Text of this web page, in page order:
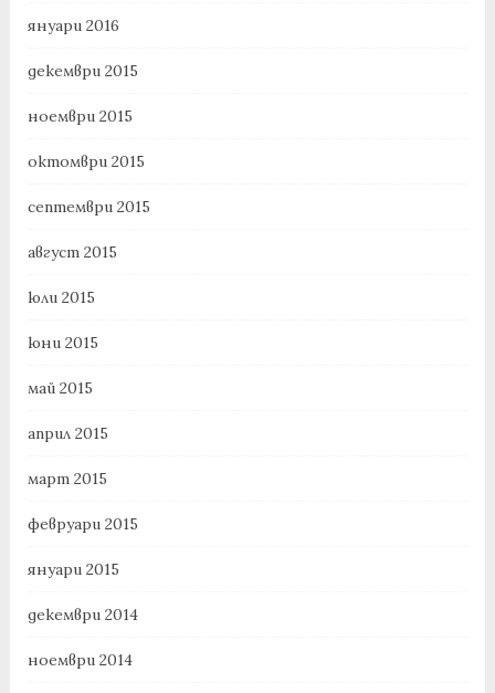
януари 2016
декември 2015
ноември 2015
октомври 2015
септември 2015
август 2015
юли 2015
юни 2015
май 2015
април 2015
март 2015
февруари 2015
януари 2015
декември 2014
ноември 2014